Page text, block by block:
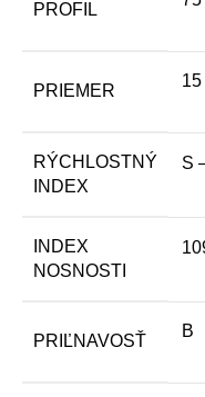
PROFIL
PRIEMER
15
RÝCHLOSTNÝ
INDEX
S
INDEX
NOSNOSTI
PRIĽNAVOSŤ
B